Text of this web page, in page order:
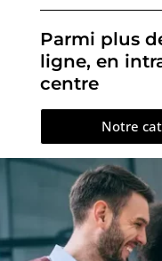
Parmi plus
ligne, en
centre
Notre